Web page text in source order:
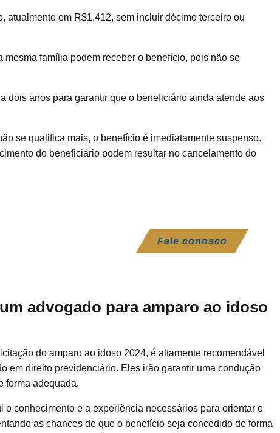
atualmente em R$1.412, sem incluir décimo terceiro ou
família podem receber o benefício, pois não se
dois anos para garantir que o beneficiário ainda atende aos
se qualifica mais, o benefício é imediatamente suspenso.
do beneficiário podem resultar no cancelamento do
Fale conosco
advogado para amparo ao idoso
do amparo ao idoso 2024, é altamente recomendável
em direito previdenciário. Eles irão garantir uma condução
forma adequada.
o conhecimento e a experiência necessários para orientar o
as chances de que o benefício seja concedido de forma